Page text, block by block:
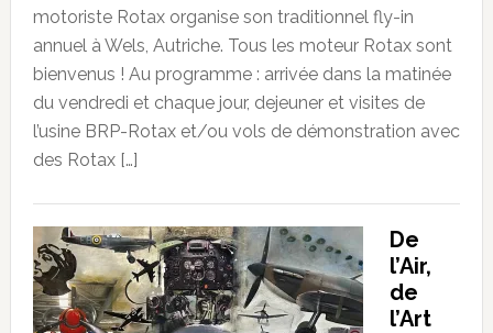
motoriste Rotax organise son traditionnel fly-in
annuel à Wels, Autriche. Tous les moteur Rotax sont
bienvenus ! Au programme : arrivée dans la matinée
du vendredi et chaque jour, dejeuner et visites de
l’usine BRP-Rotax et/ou vols de démonstration avec
des Rotax […]
De
l’Air,
de
l’Art